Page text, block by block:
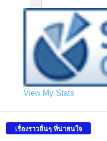
View My Stats
เรื่องราวอื่นๆ ที่น่าสนใจ